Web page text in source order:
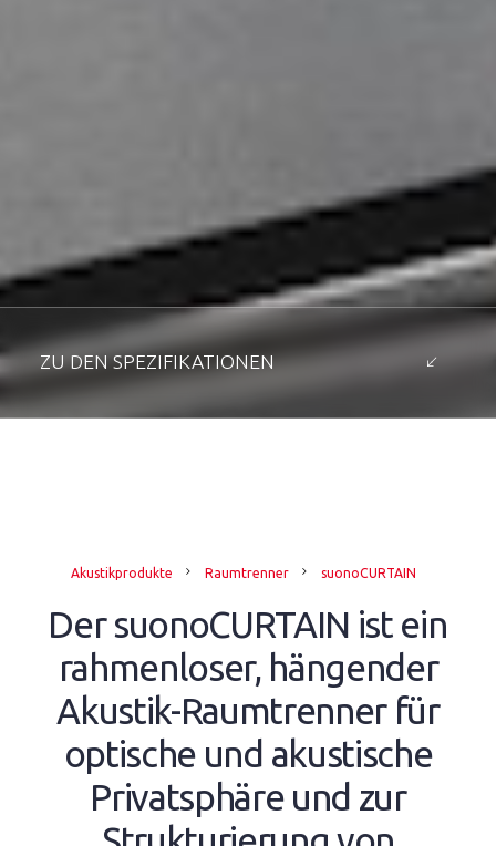
ZU DEN SPEZIFIKATIONEN
Akustikprodukte Raumtrenner suonoCURTAIN
Der suonoCURTAIN ist ein
rahmenloser, hängender
Akustik-Raumtrenner für
optische und akustische
Privatsphäre und zur